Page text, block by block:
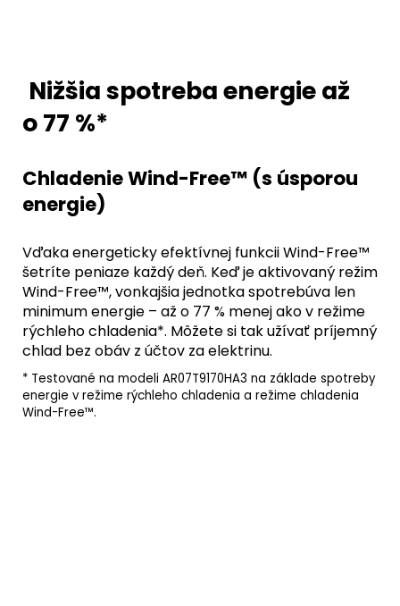
Nižšia spotreba energie až
o 77 %*
Chladenie Wind-Free™ (s úsporou
energie)
Vďaka energeticky efektívnej funkcii Wind-Free™
šetríte peniaze každý deň. Keď je aktivovaný režim
Wind-Free™, vonkajšia jednotka spotrebúva len
minimum energie – až o 77 % menej ako v režime
rýchleho chladenia*. Môžete si tak užívať príjemný
chlad bez obáv z účtov za elektrinu.
* Testované na modeli AR07T9170HA3 na základe spotreby
energie v režime rýchleho chladenia a režime chladenia
Wind-Free™.